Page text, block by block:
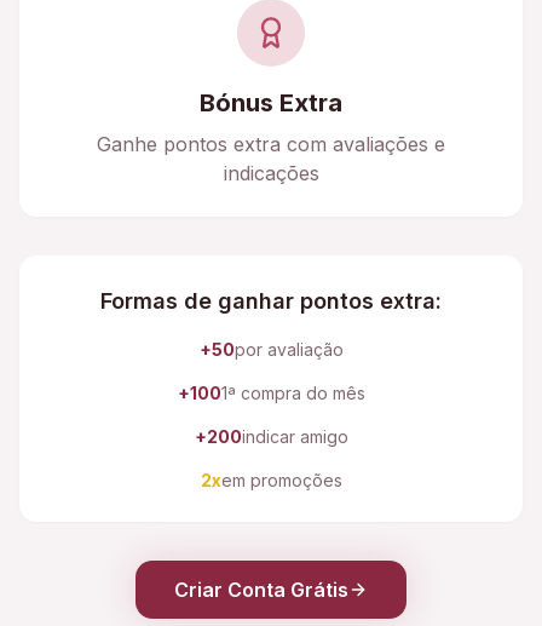
Bónus Extra
Ganhe pontos extra com avaliações e
indicações
Formas de ganhar pontos extra:
+50por avaliação
+1001ª compra do mês
+200indicar amigo
2xem promoções
Criar Conta Grátis